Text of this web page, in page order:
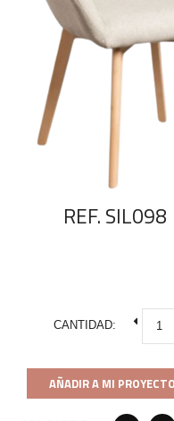
REF. SIL098
CANTIDAD:
AÑADIR A MI PROYECTO